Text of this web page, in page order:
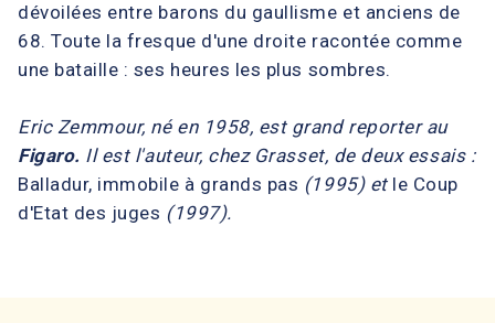
dévoilées entre barons du gaullisme et anciens de
68. Toute la fresque d'une droite racontée comme
une bataille : ses heures les plus sombres.
Eric Zemmour, né en 1958, est grand reporter au
Figaro. Il est l'auteur, chez Grasset, de deux essais :
Balladur, immobile à grands pas (1995) et le Coup
d'Etat des juges (1997).